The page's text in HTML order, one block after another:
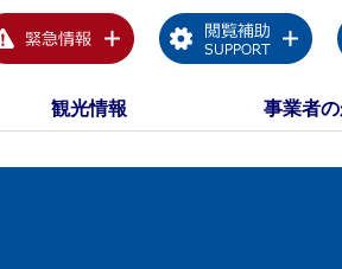
観光情報 事業者